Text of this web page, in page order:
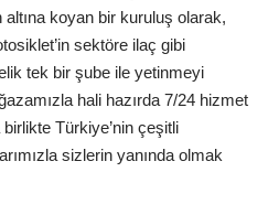
altına koyan bir kuruluş olarak,
sektöre ilaç gibi
tek bir şube ile yetinmeyi
hali hazırda 7/24 hizmet
Türkiye’nin çeşitli
sizlerin yanında olmak